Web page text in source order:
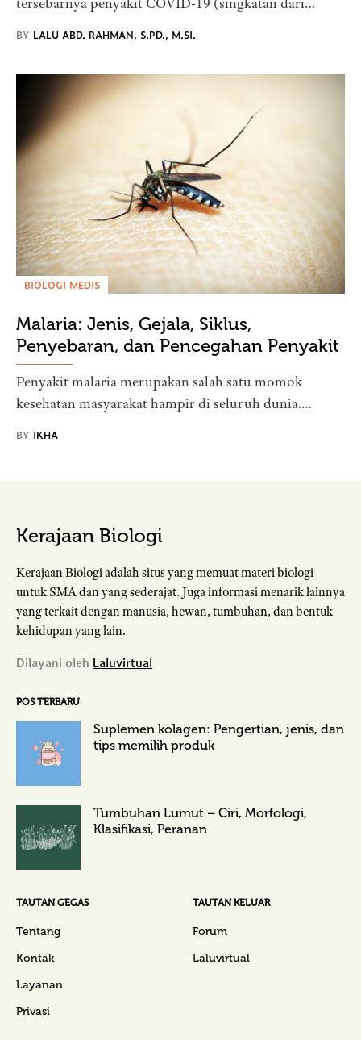
BY LALU ABD. RAHMAN, S.PD., M.SI.
BIOLOGI MEDIS
Malaria: Jenis, Gejala, Siklus,
Penyebaran, dan Pencegahan Penyakit
Penyakit malaria merupakan salah satu momok
kesehatan masyarakat hampir di seluruh dunia.…
BY IKHA
Kerajaan Biologi
Kerajaan Biologi adalah situs yang memuat materi biologi
untuk SMA dan yang sederajat. Juga informasi menarik lainnya
yang terkait dengan manusia, hewan, tumbuhan, dan bentuk
kehidupan yang lain.
Dilayani oleh Laluvirtual
POS TERBARU
Suplemen kolagen: Pengertian, jenis, dan
tips memilih produk
Tumbuhan Lumut – Ciri, Morfologi,
Klasifikasi, Peranan
TAUTAN GEGAS
Tentang
Kontak
Layanan
Privasi
TAUTAN KELUAR
Forum
Laluvirtual